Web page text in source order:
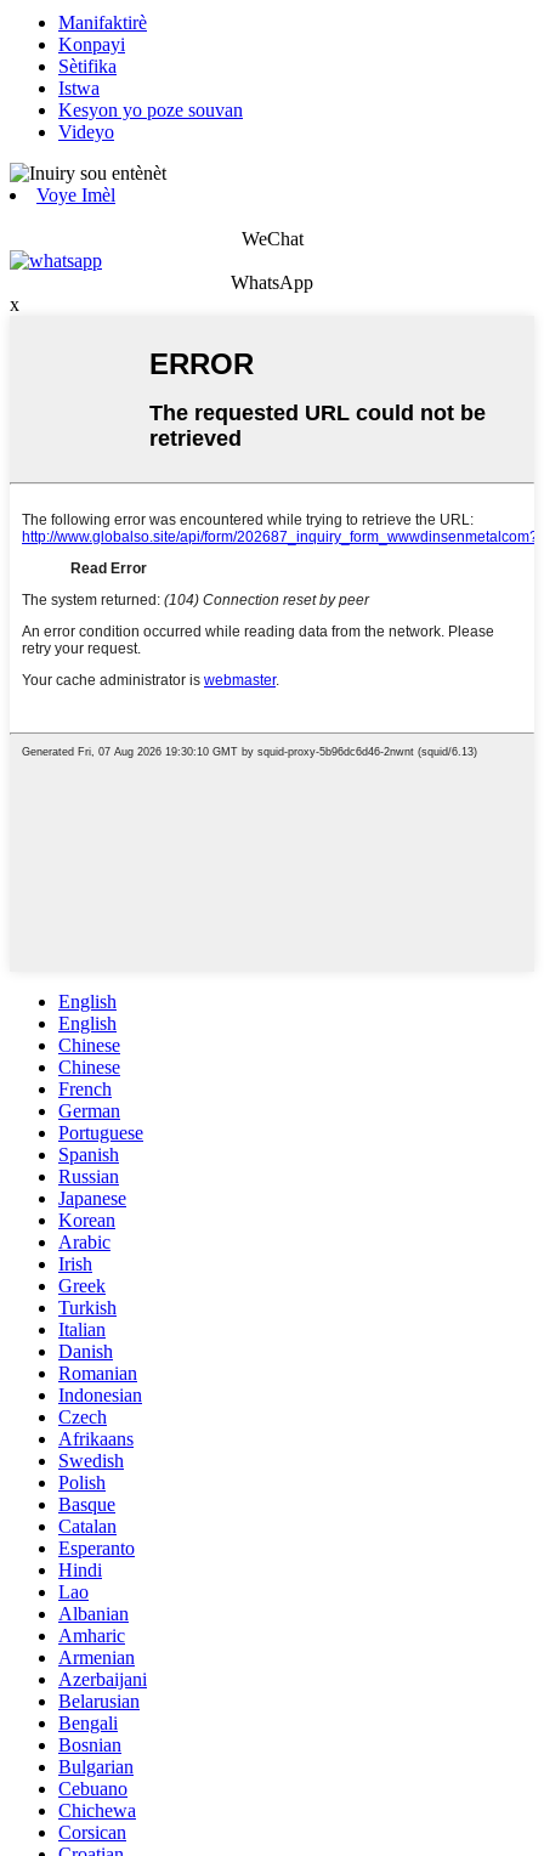
Manifaktirè
Konpayi
Sètifika
Istwa
Kesyon yo poze souvan
Videyo
Voye Imèl
WeChat
WhatsApp
x
English
English
Chinese
Chinese
French
German
Portuguese
Spanish
Russian
Japanese
Korean
Arabic
Irish
Greek
Turkish
Italian
Danish
Romanian
Indonesian
Czech
Afrikaans
Swedish
Polish
Basque
Catalan
Esperanto
Hindi
Lao
Albanian
Amharic
Armenian
Azerbaijani
Belarusian
Bengali
Bosnian
Bulgarian
Cebuano
Chichewa
Corsican